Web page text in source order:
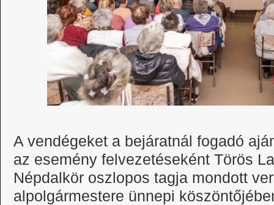
A vendégeket a bejáratnál fogadó
az esemény felvezetéseként Törös
Népdalkör oszlopos tagja mondott
alpolgármestere ünnepi